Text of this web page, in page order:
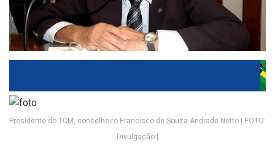
Presidente do TCM, conselheiro Francisco de Souza Andrade Netto | FOTO:
Divulgação |